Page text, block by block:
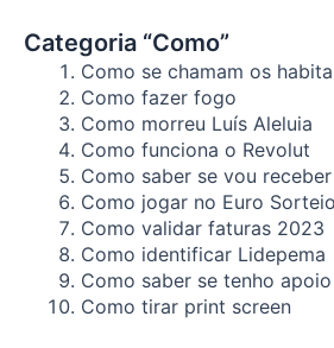
Categoria “Como”
Como se chamam os
Como fazer fogo
Como morreu Luís Aleluia
Como funciona o Revolut
Como saber se vou
Como jogar no Euro Sorteio
Como validar faturas 2023
Como identificar Lidepema
Como saber se tenho
Como tirar print screen